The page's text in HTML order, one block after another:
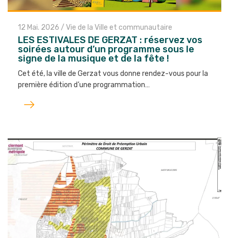
12 Mai. 2026 / Vie de la Ville et communautaire
LES ESTIVALES DE GERZAT : réservez vos
soirées autour d’un programme sous le
signe de la musique et de la fête !
Cet été, la ville de Gerzat vous donne rendez-vous pour la
première édition d’une programmation…
Lire
l'article